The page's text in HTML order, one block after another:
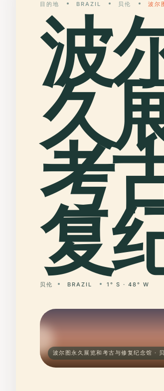
目的地 BRAZIL 贝伦 波尔
波
久
考
复
贝伦 BRAZIL 1° S · 48° W
波尔图永久展览和考古与修复纪念馆 ·